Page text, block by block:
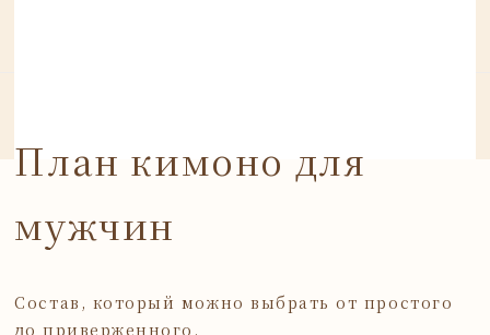
План кимоно для
мужчин
Состав, который можно выбрать от простого
до приверженного.